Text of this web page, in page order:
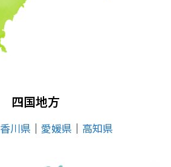
四国地方
香川県 │ 愛媛県 │ 高知県